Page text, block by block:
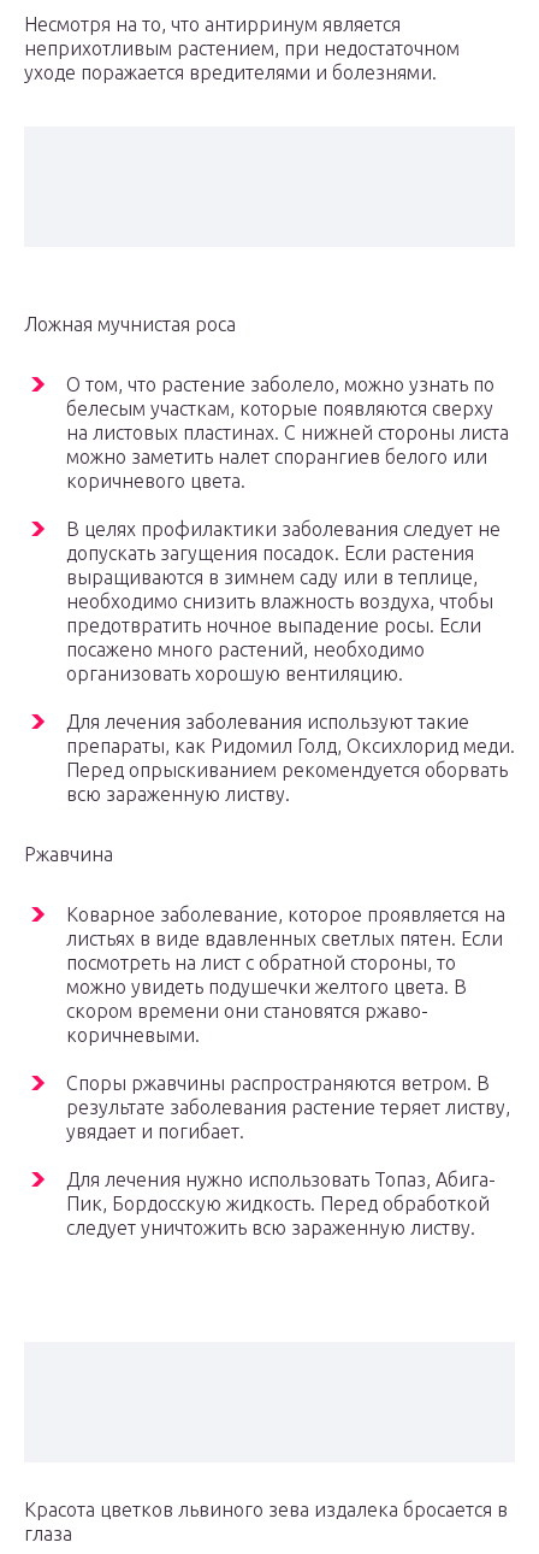
Несмотря на то, что антирринум является
неприхотливым растением, при недостаточном
уходе поражается вредителями и болезнями.
Ложная мучнистая роса
О том, что растение заболело, можно узнать по
белесым участкам, которые появляются сверху
на листовых пластинах. С нижней стороны листа
можно заметить налет спорангиев белого или
коричневого цвета.
В целях профилактики заболевания следует не
допускать загущения посадок. Если растения
выращиваются в зимнем саду или в теплице,
необходимо снизить влажность воздуха, чтобы
предотвратить ночное выпадение росы. Если
посажено много растений, необходимо
организовать хорошую вентиляцию.
Для лечения заболевания используют такие
препараты, как Ридомил Голд, Оксихлорид меди.
Перед опрыскиванием рекомендуется оборвать
всю зараженную листву.
Ржавчина
Коварное заболевание, которое проявляется на
листьях в виде вдавленных светлых пятен. Если
посмотреть на лист с обратной стороны, то
можно увидеть подушечки желтого цвета. В
скором времени они становятся ржаво-
коричневыми.
Споры ржавчины распространяются ветром. В
результате заболевания растение теряет листву,
увядает и погибает.
Для лечения нужно использовать Топаз, Абига-
Пик, Бордосскую жидкость. Перед обработкой
следует уничтожить всю зараженную листву.
Красота цветков львиного зева издалека бросается в
глаза